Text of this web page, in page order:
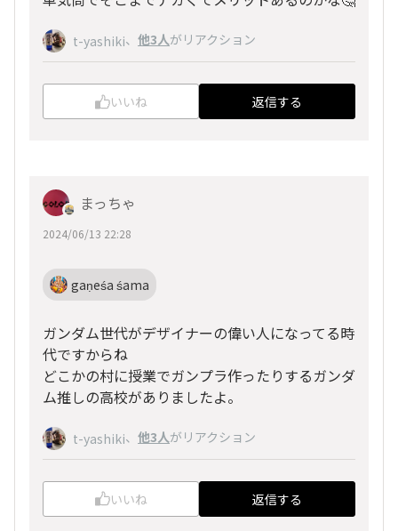
t-yashiki、 他3人がリアクション
いいね 返信する
まっちゃ
2024/06/13 22:28
gaṇeśa śama
ガンダム世代がデザイナーの偉い人になってる時
代ですからね
どこかの村に授業でガンプラ作ったりするガンダ
ム推しの高校がありましたよ。
t-yashiki、 他3人がリアクション
いいね 返信する